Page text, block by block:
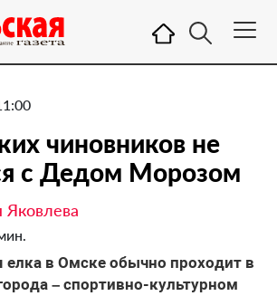
чиновников не
с Дедом Морозом
Яковлева
елка в Омске обычно проходит в
– спортивно-культурном